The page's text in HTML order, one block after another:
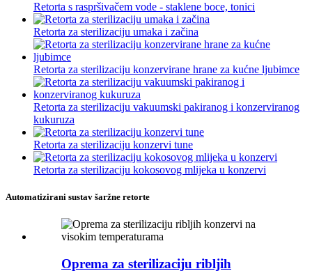
Retorta s raspršivačem vode - staklene boce, tonici
Retorta za sterilizaciju umaka i začina
Retorta za sterilizaciju konzervirane hrane za kućne ljubimce
Retorta za sterilizaciju vakuumski pakiranog i konzerviranog
kukuruza
Retorta za sterilizaciju konzervi tune
Retorta za sterilizaciju kokosovog mlijeka u konzervi
Automatizirani sustav šaržne retorte
Oprema za sterilizaciju ribljih